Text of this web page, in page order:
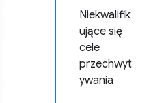
Niekwalifik
ujące się
cele
przechwyt
ywania